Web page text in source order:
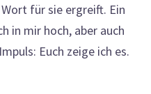
für sie ergreift. Ein
in mir hoch, aber auch
Euch zeige ich es.